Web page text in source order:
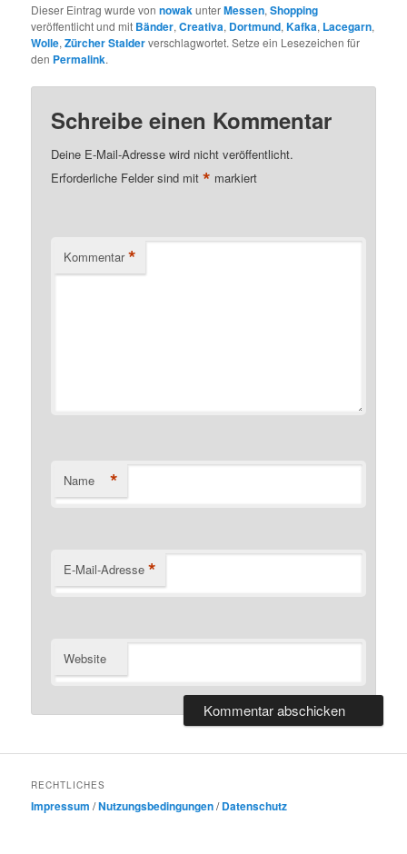
Dieser Eintrag wurde vonnowakunterMessen,Shopping
veröffentlicht und mit Bänder,Creativa, Dortmund,Kafka, Lacegarn,
Wolle,Zürcher Stalderverschlagwortet. Setze ein Lesezeichen für
den Permalink.
Schreibe einen Kommentar
Deine E-Mail-Adresse wird nicht veröffentlicht.
Erforderliche Felder sind mit* markiert
Kommentar *
Name *
E-Mail-Adresse *
Website
RECHTLICHES
Impressum /Nutzungsbedingungen/Datenschutz